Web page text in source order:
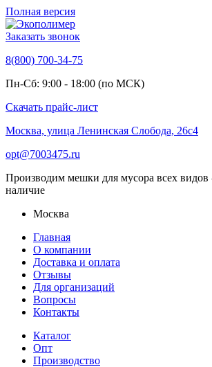
Полная версия
Заказать звонок
8(800) 700-34-75
Пн-Сб: 9:00 - 18:00 (по МСК)
Скачать прайс-лист
Москва, улица Ленинская Слобода, 26с4
opt@7003475.ru
Производим мешки для мусора всех видов
наличие
Москва
Главная
О компании
Доставка и оплата
Отзывы
Для организаций
Вопросы
Контакты
Каталог
Опт
Производство